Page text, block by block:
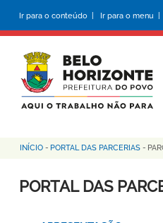
conteúdo
principal
Ir para o conteúdo | Ir para o menu |
Trilha
de
INÍCIO - PORTAL DAS PARCERIAS -
PORTAL DAS